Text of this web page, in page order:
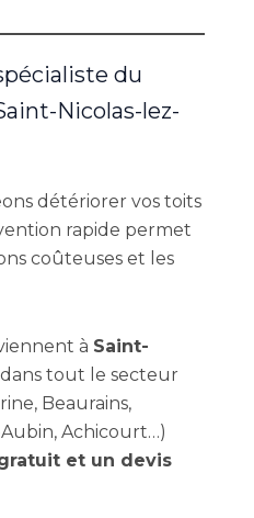
du
Nicolas-lez-
détériorer vos toits
rapide permet
coûteuses et les
à Saint-
tout le secteur
Beaurains,
Achicourt…)
et un devis